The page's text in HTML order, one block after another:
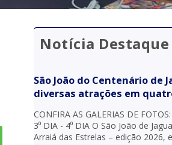
Notícia Destaque
São João do Centenário de
diversas atrações em
CONFIRA AS GALERIAS DE
3⁰ DIA - 4⁰ DIA O São João de
Arraiá das Estrelas – edição 2026,